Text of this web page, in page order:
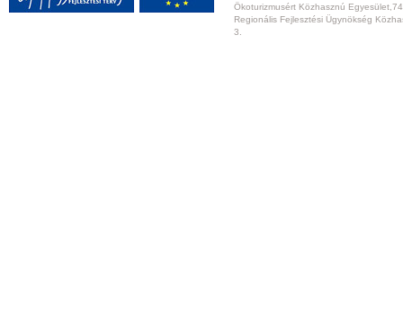
Ökoturizmusért Közhasznú
Regionális Fejlesztési Ügynökség
3.